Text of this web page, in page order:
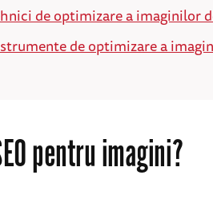
de optimizare a imaginilor
de optimizare a
pentru imagini?